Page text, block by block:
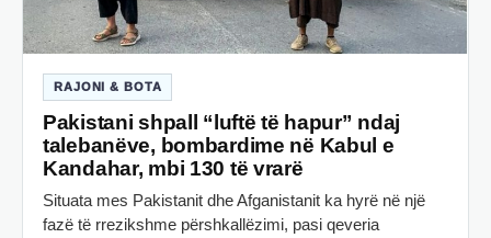
RAJONI & BOTA
Pakistani shpall “luftë të hapur” ndaj
talebanëve, bombardime në Kabul e
Kandahar, mbi 130 të vrarë
Situata mes Pakistanit dhe Afganistanit ka hyrë në një
fazë të rrezikshme përshkallëzimi, pasi qeveria